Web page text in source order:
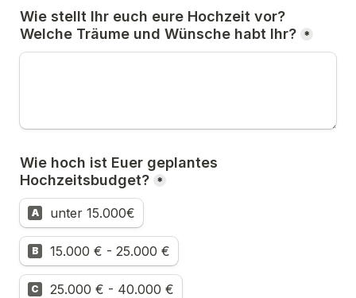
Wie stellt Ihr euch eure Hochzeit vor?
Welche Träume und Wünsche habt Ihr? *
Wie hoch ist Euer geplantes
Hochzeitsbudget? *
A unter 15.000€
B 15.000 € - 25.000 €
C 25.000 € - 40.000 €